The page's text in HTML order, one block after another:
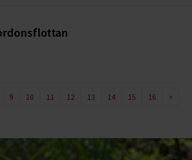
9 10 11 12 13 14 15 16 >